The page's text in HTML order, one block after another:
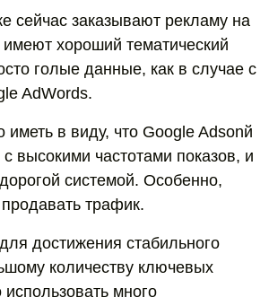
сейчас заказывают рекламу на
имеют хороший тематический
голые данные, как в случае с
AdWords.
иметь в виду, что Google Adsonй
с высокими частотами показов, и
системой. Особенно,
трафик.
достижения стабильного
количеству ключевых
много